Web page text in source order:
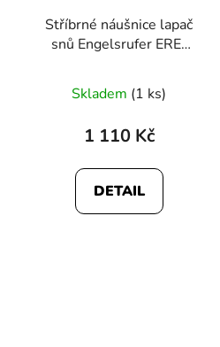
Stříbrné náušnice lapač
snů Engelsrufer ERE-
Skladem (1 ks)
1 110 Kč
DETAIL